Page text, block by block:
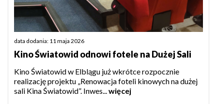
data dodania: 11 maja 2026
Kino Światowid odnowi fotele na Dużej Sali
Kino Światowid w Elblągu już wkrótce rozpocznie
realizację projektu „Renowacja foteli kinowych na dużej
sali Kina Światowid”. Inwes...więcej